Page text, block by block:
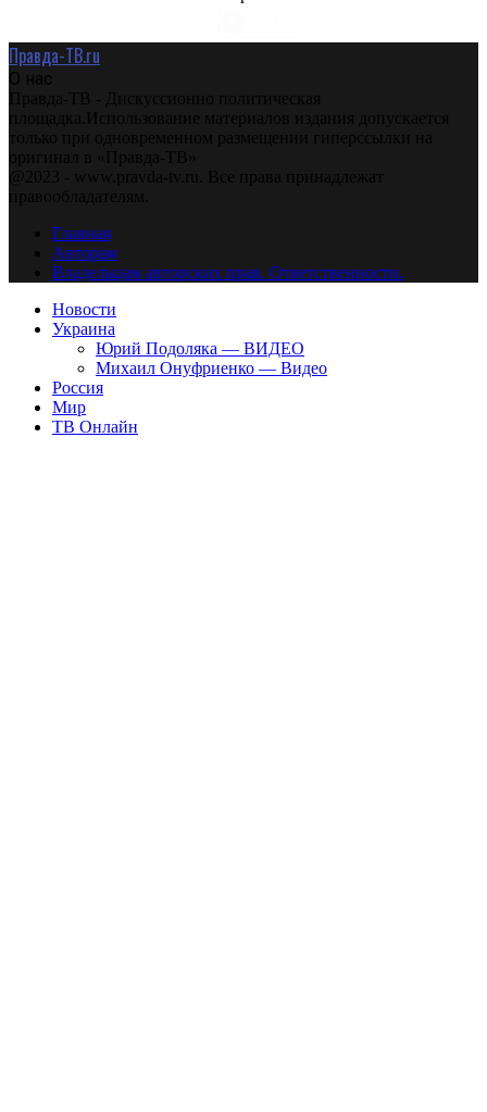
Правда-ТВ.ru
О нас
Правда-ТВ - Дискуссионно политическая
площадка.Использование материалов издания допускается
только при одновременном размещении гиперссылки на
оригинал в «Правда-ТВ»
@2023 - www.pravda-tv.ru. Все права принадлежат
правообладателям.
Главная
Авторам
Владельцам авторских прав. Ответственности.
Новости
Украина
Юрий Подоляка — ВИДЕО
Михаил Онуфриенко — Видео
Россия
Мир
ТВ Онлайн